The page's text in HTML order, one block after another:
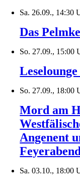
Sa. 26.09., 14:30
Das
So. 27.09., 15:00
So. 27.09., 18:00
Mord am
Angenent
Feyerabend
Sa. 03.10., 18:00